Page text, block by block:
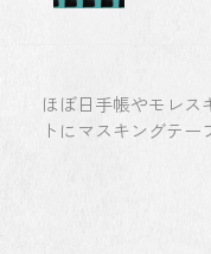
ほぼ日手帳やモレス
トにマスキングテー